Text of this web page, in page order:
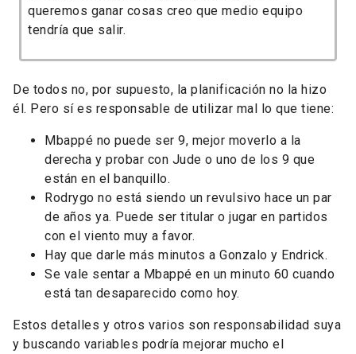
queremos ganar cosas creo que medio equipo
tendría que salir.
De todos no, por supuesto, la planificación no la hizo
él. Pero sí es responsable de utilizar mal lo que tiene:
Mbappé no puede ser 9, mejor moverlo a la
derecha y probar con Jude o uno de los 9 que
están en el banquillo.
Rodrygo no está siendo un revulsivo hace un par
de años ya. Puede ser titular o jugar en partidos
con el viento muy a favor.
Hay que darle más minutos a Gonzalo y Endrick.
Se vale sentar a Mbappé en un minuto 60 cuando
está tan desaparecido como hoy.
Estos detalles y otros varios son responsabilidad suya
y buscando variables podría mejorar mucho el